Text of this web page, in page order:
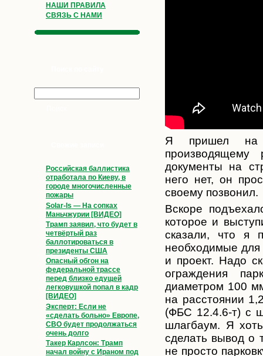
НАШИ ПРАВИЛА
СВЯЗЬ С НАМИ
Российская баллистика
отработала по Киеву, в
городе многочисленные
пожары
Solar-Is — На сопках
Маньчжурии [ВИДЕО]
Трамп заявил, что будет в
четвёртый раз
баллотироваться в
президенты США
Опасный обгон на
федеральной трассе
перед близко едущей
легковушкой попал в кадр
[ВИДЕО]
Эксперт: Если не
«сделать больно» Европе,
СВО будет продолжаться
очень долго
Такер Карлсон: Трамп
начал войну с Ираном под
Я пришел на
производящему
документы на
него нет, он
своему позвонил.
Вскоре
которое и
сказали, что я
необходимые для
и проект. Надо
ограждения
диаметром 100
на расстоянии
(ФБС 12.4.6-т) с
шлагбаум. Я
сделать вывод о
не просто